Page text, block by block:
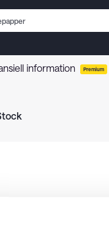
information Premium